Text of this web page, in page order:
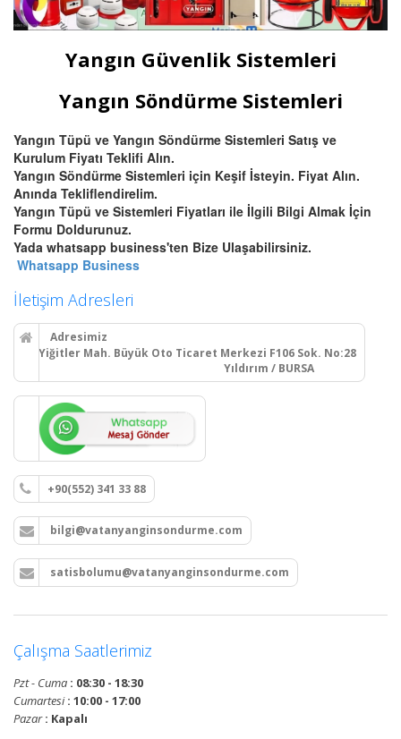
Yangın Güvenlik Sistemleri
Yangın Söndürme Sistemleri
Yangın Tüpü ve Yangın Söndürme Sistemleri Satış ve
Kurulum Fiyatı Teklifi Alın.
Yangın Söndürme Sistemleri için Keşif İsteyin. Fiyat Alın.
Anında Tekliflendirelim.
Yangın Tüpü ve Sistemleri Fiyatları ile İlgili Bilgi Almak İçin
Formu Doldurunuz.
Yada whatsapp business'ten Bize Ulaşabilirsiniz.
Whatsapp Business
İletişim Adresleri
Adresimiz
Yiğitler Mah. Büyük Oto Ticaret Merkezi F106 Sok. No:28
Yıldırım / BURSA
+90(552) 341 33 88
bilgi@vatanyanginsondurme.com
satisbolumu@vatanyanginsondurme.com
Çalışma Saatlerimiz
Pzt - Cuma : 08:30 - 18:30
Cumartesi: 10:00 - 17:00
Pazar: Kapalı